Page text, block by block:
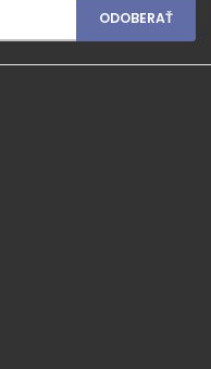
ODOBERAŤ